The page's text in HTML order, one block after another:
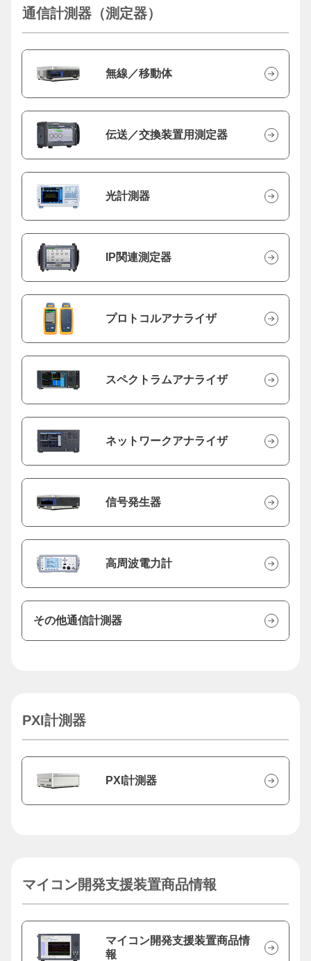
通信計測器（測定器）
無線／移動体
伝送／交換装置用測定器
光計測器
IP関連測定器
プロトコルアナライザ
スペクトラムアナライザ
ネットワークアナライザ
信号発生器
高周波電力計
その他通信計測器
PXI計測器
PXI計測器
マイコン開発支援装置商品情報
マイコン開発支援装置商品情
報